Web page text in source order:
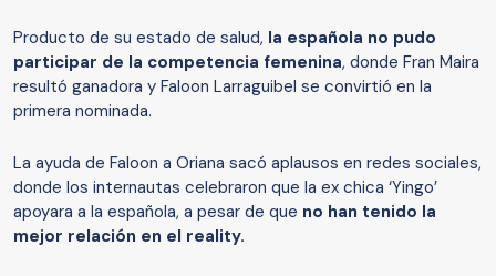
Producto de su estado de salud, la española no pudo
participar de la competencia femenina, donde Fran Maira
resultó ganadora y Faloon Larraguibel se convirtió en la
primera nominada.
La ayuda de Faloon a Oriana sacó aplausos en redes sociales,
donde los internautas celebraron que la ex chica ‘Yingo’
apoyara a la española, a pesar de que no han tenido la
mejor relación en el reality.